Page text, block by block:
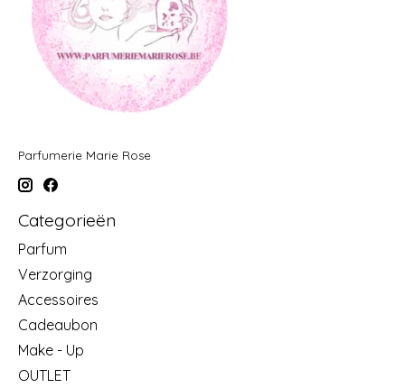
Parfumerie Marie Rose
Categorieën
Parfum
Verzorging
Accessoires
Cadeaubon
Make - Up
OUTLET